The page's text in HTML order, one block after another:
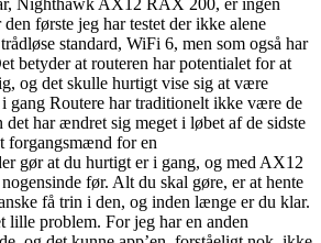
Nighthawk AX12 RAX 200, er ingen
første jeg har testet der ikke alene
standard, WiFi 6, men som også har
betyder at routeren har potentialet for at
og det skulle hurtigt vise sig at være
gang Routere har traditionelt ikke være de
det har ændret sig meget i løbet af de sidste
forgangsmænd for en
gør at du hurtigt er i gang, og med AX12
før. Alt du skal gøre, er at hente
få trin i den, og inden længe er du klar.
lille problem. For jeg har en anden